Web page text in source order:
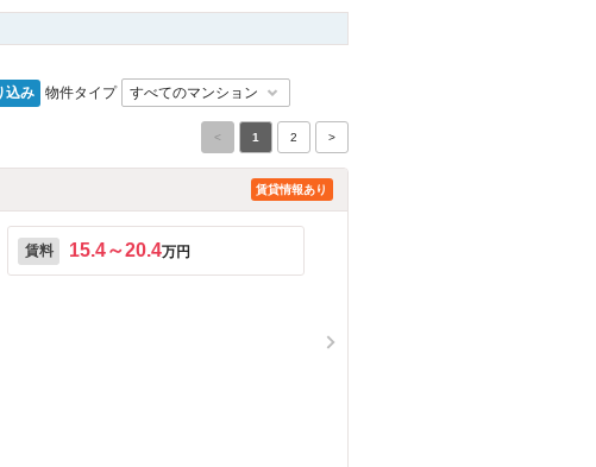
込み 物件タイプ
< 1 2 >
賃貸情報あり
賃料 15.4～20.4万円